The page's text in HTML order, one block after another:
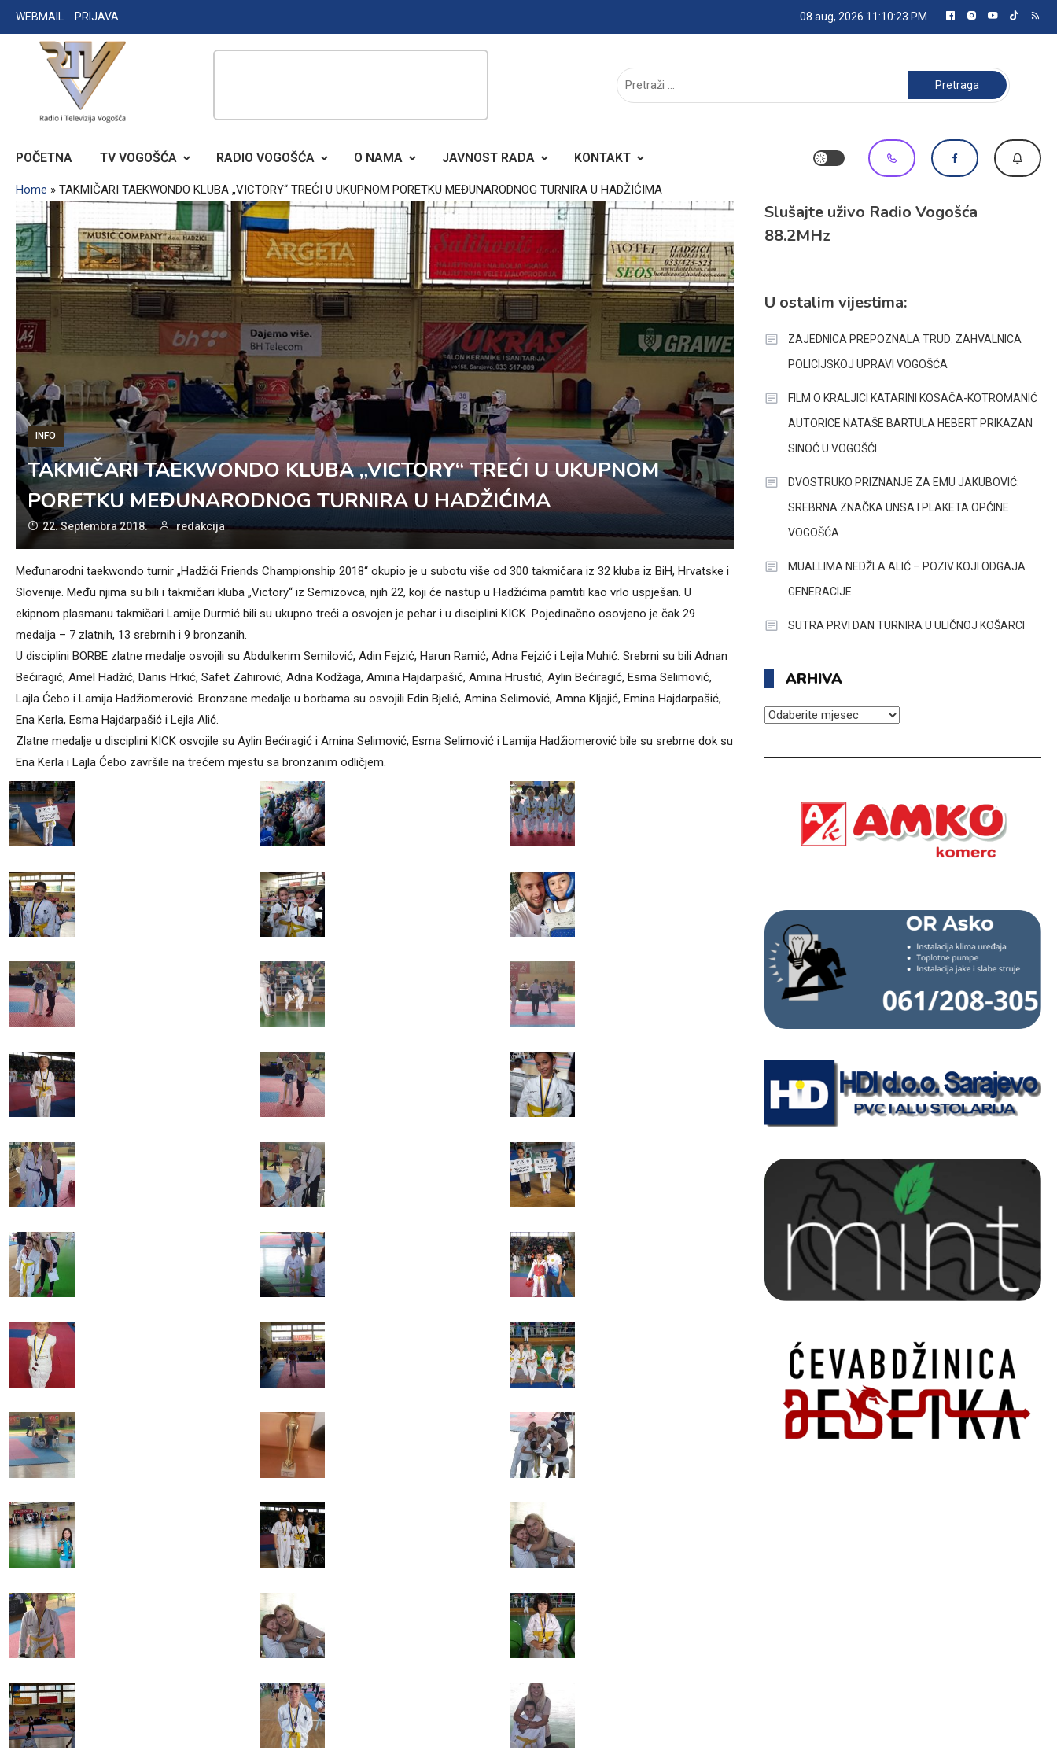
Skip
to
WEBMAIL PRIJAVA 08 aug, 2026 11:10:24 PM
RADIO TELEVIZIJA VOGOŠĆA
Pretraga:
POČETNA TV VOGOŠĆA RADIO VOGOŠĆA O NAMA JAVNOST RADA KONTAKT
Home » TAKMIČARI TAEKWONDO KLUBA „VICTORY“ TREĆI U UKUPNOM PORETKU MEĐUNARODNOG TURNIRA U HADŽIĆIMA
INFO
TAKMIČARI TAEKWONDO KLUBA „VICTORY“ TREĆI U UKUPNOM
PORETKU MEĐUNARODNOG TURNIRA U HADŽIĆIMA
22. Septembra 2018. redakcija
Međunarodni taekwondo turnir „Hadžići Friends Championship 2018“ okupio je u subotu više od 300 takmičara iz 32 kluba iz BiH, Hrvatske i
Slovenije. Među njima su bili i takmičari kluba „Victory“ iz Semizovca, njih 22, koji će nastup u Hadžićima pamtiti kao vrlo uspješan. U
ekipnom plasmanu takmičari Lamije Durmić bili su ukupno treći a osvojen je pehar i u disciplini KICK. Pojedinačno osovjeno je čak 29
medalja – 7 zlatnih, 13 srebrnih i 9 bronzanih.
U disciplini BORBE zlatne medalje osvojili su Abdulkerim Semilović, Adin Fejzić, Harun Ramić, Adna Fejzić i Lejla Muhić. Srebrni su bili Adnan
Bećiragić, Amel Hadžić, Danis Hrkić, Safet Zahirović, Adna Kodžaga, Amina Hajdarpašić, Amina Hrustić, Aylin Bećiragić, Esma Selimović,
Lajla Ćebo i Lamija Hadžiomerović. Bronzane medalje u borbama su osvojili Edin Bjelić, Amina Selimović, Amna Kljajić, Emina Hajdarpašić,
Ena Kerla, Esma Hajdarpašić i Lejla Alić.
Zlatne medalje u disciplini KICK osvojile su Aylin Bećiragić i Amina Selimović, Esma Selimović i Lamija Hadžiomerović bile su srebrne dok su
Ena Kerla i Lajla Ćebo završile na trećem mjestu sa bronzanim odličjem.
Slušajte uživo Radio Vogošća
88.2MHz
U ostalim vijestima:
ZAJEDNICA PREPOZNALA TRUD: ZAHVALNICA
POLICIJSKOJ UPRAVI VOGOŠĆA
FILM O KRALJICI KATARINI KOSAČA-KOTROMANIĆ
AUTORICE NATAŠE BARTULA HEBERT PRIKAZAN
SINOĆ U VOGOŠĆI
DVOSTRUKO PRIZNANJE ZA EMU JAKUBOVIĆ:
SREBRNA ZNAČKA UNSA I PLAKETA OPĆINE
VOGOŠĆA
MUALLIMA NEDŽLA ALIĆ – POZIV KOJI ODGAJA
GENERACIJE
SUTRA PRVI DAN TURNIRA U ULIČNOJ KOŠARCI
ARHIVA
ARHIVA